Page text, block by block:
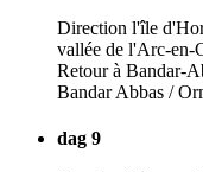
Direction l'île
vallée de l'Arc-en-
Retour à Bandar-
Bandar Abbas /
dag 9